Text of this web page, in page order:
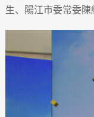
生、陽江市委常委陳